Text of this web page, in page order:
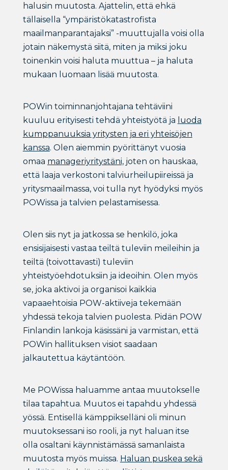
halusin muutosta. Ajattelin, että ehkä
tällaisella “ympäristökatastrofista
maailmanparantajaksi” -muuttujalla voisi olla
jotain näkemystä siitä, miten ja miksi joku
toinenkin voisi haluta muuttua – ja haluta
mukaan luomaan lisää muutosta.
POWin toiminnanjohtajana tehtäviini
kuuluu erityisesti tehdä yhteistyötä ja luoda
kumppanuuksia yritysten ja eri yhteisöjen
kanssa. Olen aiemmin pyörittänyt vuosia
omaa manageriyritystäni,joten on hauskaa,
että laaja verkostoni talviurheilupiireissä ja
yritysmaailmassa, voi tulla nyt hyödyksi myös
POWissa ja talvien pelastamisessa.
Olen siis nyt ja jatkossa se henkilö, joka
ensisijaisesti vastaa teiltä tuleviin meileihin ja
teiltä (toivottavasti) tuleviin
yhteistyöehdotuksiin ja ideoihin. Olen myös
se, joka aktivoi ja organisoi kaikkia
vapaaehtoisia POW-aktiiveja tekemään
yhdessä tekoja talvien puolesta. Pidän POW
Finlandin lankoja käsissäni ja varmistan, että
POWin hallituksen visiot saadaan
jalkautettua käytäntöön.
Me POWissa haluamme antaa muutokselle
tilaa tapahtua. Muutos ei tapahdu yhdessä
yössä. Entisellä kämppikselläni oli minun
muutoksessani iso rooli, ja nyt haluan itse
olla osaltani käynnistämässä samanlaista
muutosta myös muissa. Haluan puskea sekä